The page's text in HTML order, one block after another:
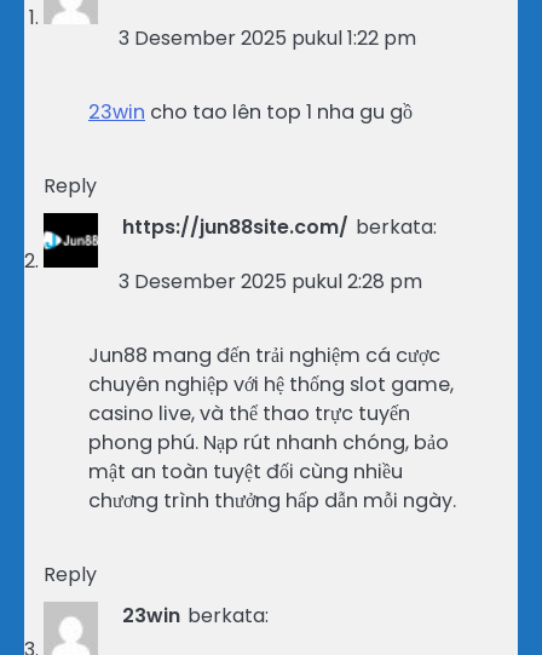
3 Desember 2025 pukul 1:22 pm
23win cho tao lên top 1 nha gu gồ
Reply
https://jun88site.com/ berkata:
3 Desember 2025 pukul 2:28 pm
Jun88 mang đến trải nghiệm cá cược
chuyên nghiệp với hệ thống slot game,
casino live, và thể thao trực tuyến
phong phú. Nạp rút nhanh chóng, bảo
mật an toàn tuyệt đối cùng nhiều
chương trình thưởng hấp dẫn mỗi ngày.
Reply
23win berkata: